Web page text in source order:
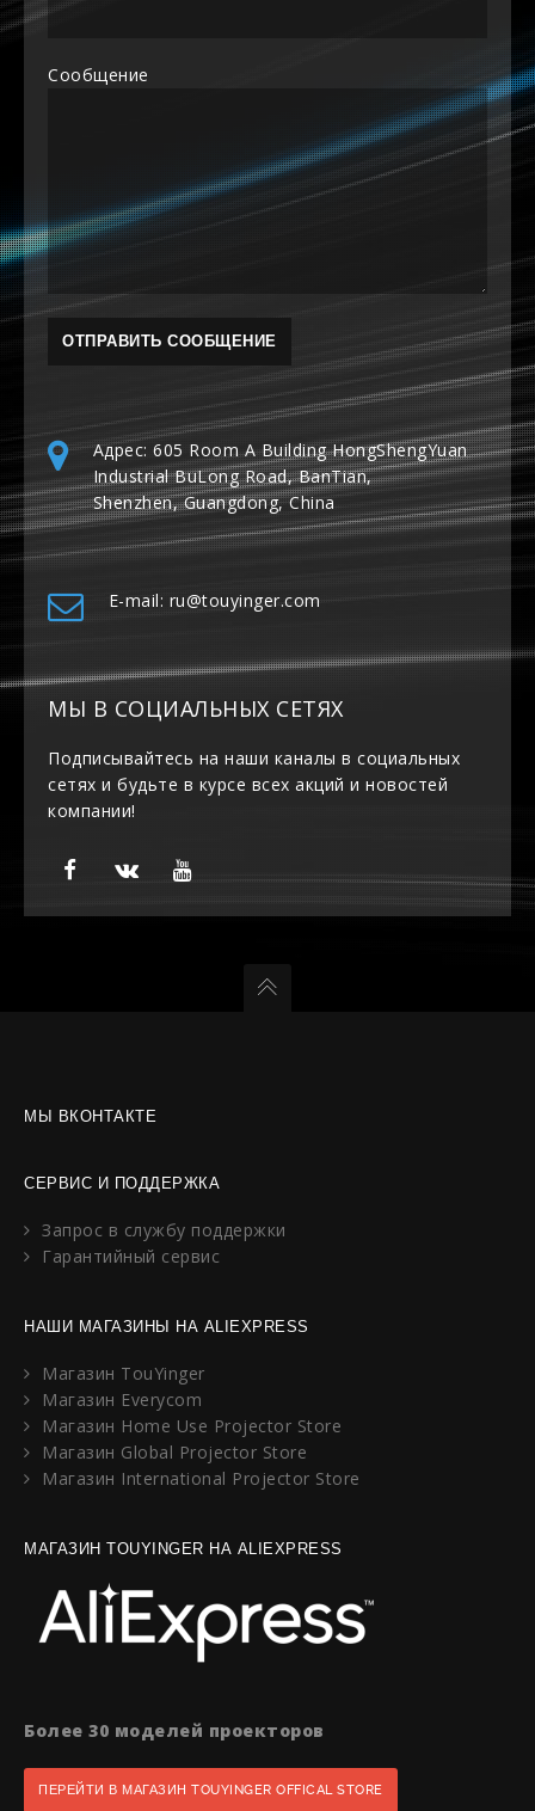
Сообщение
Адрес: 605 Room A Building HongShengYuan
Industrial BuLong Road, BanTian,
Shenzhen, Guangdong, China
E-mail: ru@touyinger.com
МЫ В СОЦИАЛЬНЫХ СЕТЯХ
Подписывайтесь на наши каналы в социальных
сетях и будьте в курсе всех акций и новостей
компании!
МЫ ВКОНТАКТЕ
СЕРВИС И ПОДДЕРЖКА
Запрос в службу поддержки
Гарантийный сервис
НАШИ МАГАЗИНЫ НА ALIEXPRESS
Магазин TouYinger
Магазин Everycom
Магазин Home Use Projector Store
Магазин Global Projector Store
Магазин International Projector Store
МАГАЗИН TOUYINGER НА ALIEXPRESS
Более 30 моделей проекторов
ПЕРЕЙТИ В МАГАЗИН TOUYINGER OFFICAL STORE